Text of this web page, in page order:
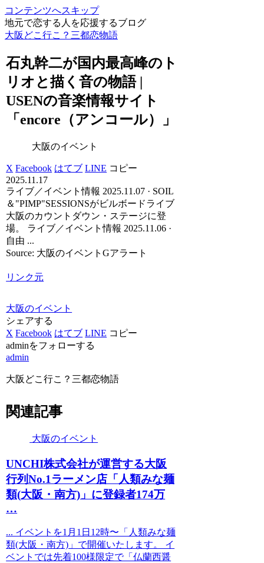
コンテンツへスキップ
地元で恋する人を応援するブログ
大阪どこ行こ？三都恋物語
石丸幹二が国内最高峰のト
リオと描く音の物語 |
USENの音楽情報サイト
「encore（アンコール）」
大阪のイベント
X Facebook はてブ LINE コピー
2025.11.17
ライブ／イベント情報 2025.11.07 · SOIL
＆"PIMP"SESSIONSがビルボードライブ
大阪のカウントダウン・ステージに登
場。 ライブ／イベント情報 2025.11.06 ·
自由 ...
Source: 大阪のイベントGアラート
リンク元
大阪のイベント
シェアする
X Facebook はてブ LINE コピー
adminをフォローする
admin
大阪どこ行こ？三都恋物語
関連記事
大阪のイベント
UNCHI株式会社が運営する大阪
行列No.1ラーメン店「人類みな麺
類(大阪 ・南方)」に登録者174万
…
... イベントを1月1日12時〜「人類みな麺
類(大阪・南方)」で開催いたします。 イ
ベントでは先着100様限定で「仏蘭西醤